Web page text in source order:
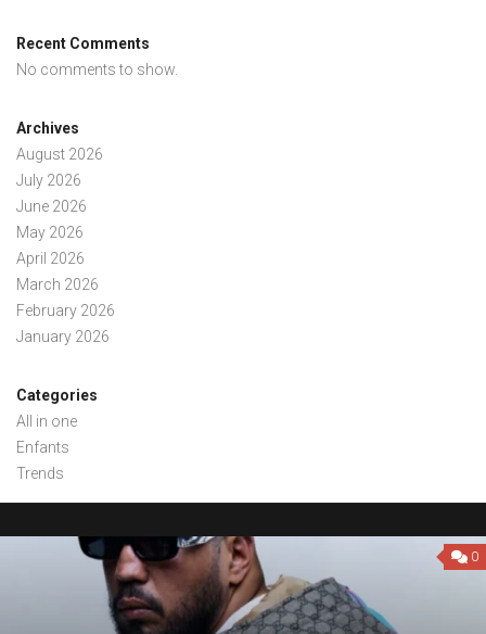
Recent Comments
No comments to show.
Archives
August 2026
July 2026
June 2026
May 2026
April 2026
March 2026
February 2026
January 2026
Categories
All in one
Enfants
Trends
0